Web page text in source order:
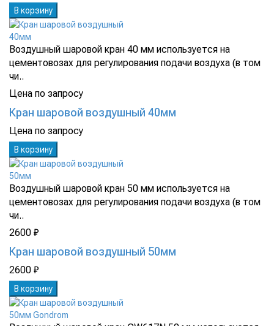
В корзину
Воздушный шаровой кран 40 мм используется на
цементовозах для регулирования подачи воздуха (в том
чи..
Цена по запросу
Кран шаровой воздушный 40мм
Цена по запросу
В корзину
Воздушный шаровой кран 50 мм используется на
цементовозах для регулирования подачи воздуха (в том
чи..
2600 ₽
Кран шаровой воздушный 50мм
2600 ₽
В корзину